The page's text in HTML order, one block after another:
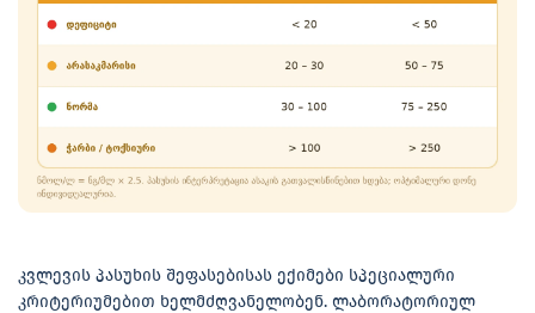
კვლევის პასუხის შეფასებისას ექიმები სპეციალური
კრიტერიუმებით ხელმძღვანელობენ. ლაბორატორიულ